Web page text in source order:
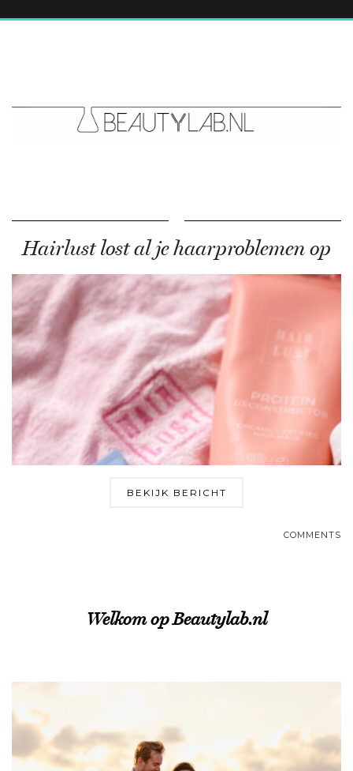
Hairlust lost al je haarproblemen op
BEKIJK BERICHT
COMMENTS
Welkom op Beautylab.nl